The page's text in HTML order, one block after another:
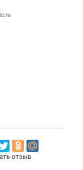
отзыв